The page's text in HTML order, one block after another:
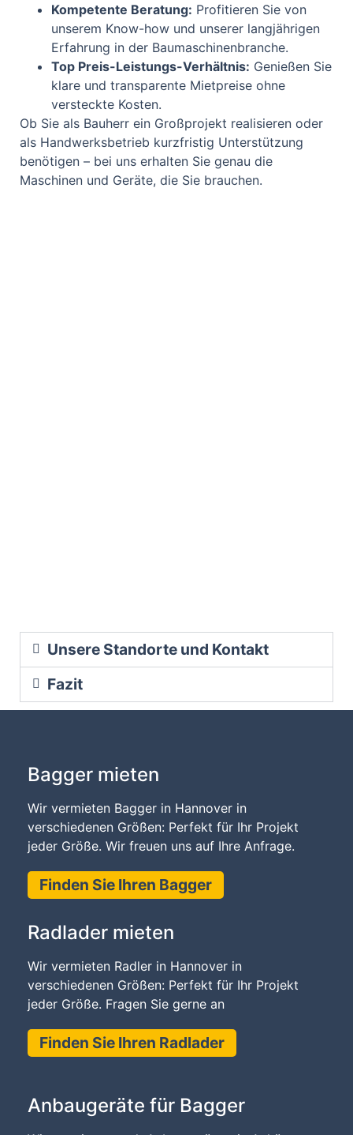
Kompetente Beratung: Profitieren Sie von
unserem Know-how und unserer langjährigen
Erfahrung in der Baumaschinenbranche.
Top Preis-Leistungs-Verhältnis: Genießen Sie
klare und transparente Mietpreise ohne
versteckte Kosten.
Ob Sie als Bauherr ein Großprojekt realisieren oder
als Handwerksbetrieb kurzfristig Unterstützung
benötigen – bei uns erhalten Sie genau die
Maschinen und Geräte, die Sie brauchen.
Unsere Standorte und Kontakt
Fazit
Bagger mieten
Wir vermieten Bagger in Hannover in
verschiedenen Größen: Perfekt für Ihr Projekt
jeder Größe. Wir freuen uns auf Ihre Anfrage.
Finden Sie Ihren Bagger
Radlader mieten
Wir vermieten Radler in Hannover in
verschiedenen Größen: Perfekt für Ihr Projekt
jeder Größe. Fragen Sie gerne an
Finden Sie Ihren Radlader
Anbaugeräte für Bagger